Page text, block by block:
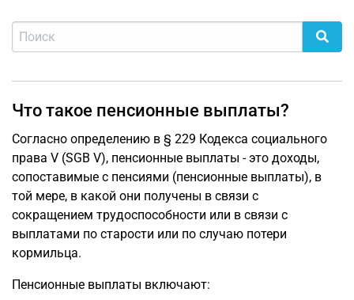
Что такое пенсионные выплаты?
Согласно определению в § 229 Кодекса социального
права V (SGB V), пенсионные выплаты - это доходы,
сопоставимые с пенсиями (пенсионные выплаты), в
той мере, в какой они получены в связи с
сокращением трудоспособности или в связи с
выплатами по старости или по случаю потери
кормильца.
Пенсионные выплаты включают: